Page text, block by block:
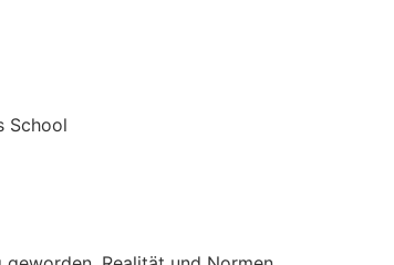
School